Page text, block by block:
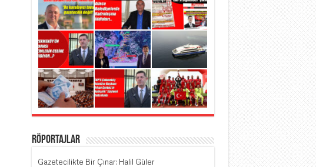
Röportajlar
Gazetecilikte Bir Çınar: Halil Güler